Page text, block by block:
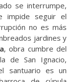
se interrumpe,
impide seguir el
no es más
jardines y
, obra cumbre del
de San Ignacio,
santuario es un